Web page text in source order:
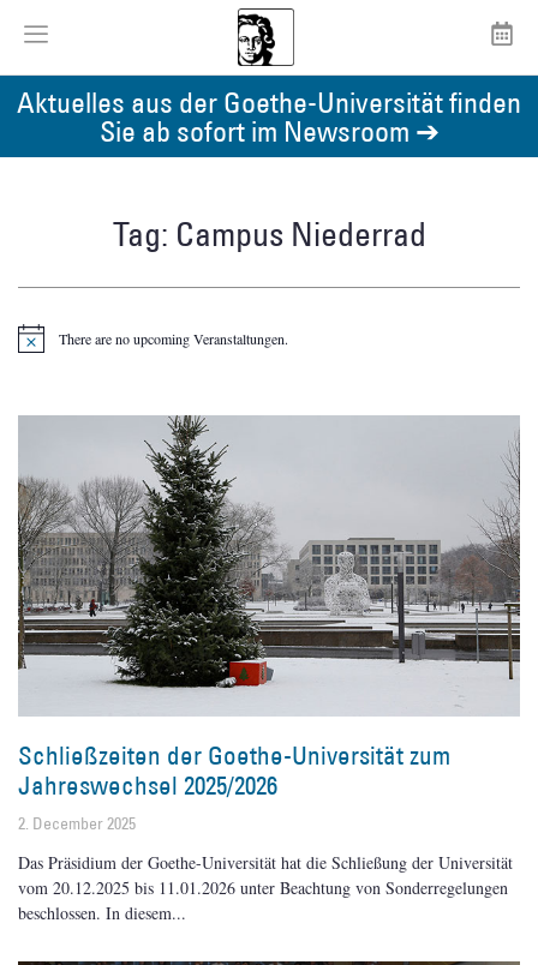
Aktuelles aus der Goethe-Universität finden
Sie ab sofort im Newsroom ➔
Tag: Campus Niederrad
Notice There are no upcoming Veranstaltungen.
Schließzeiten der Goethe-Universität zum
Jahreswechsel 2025/2026
2. December 2025
Das Präsidium der Goethe-Universität hat die Schließung der Universität
vom 20.12.2025 bis 11.01.2026 unter Beachtung von Sonderregelungen
beschlossen. In diesem